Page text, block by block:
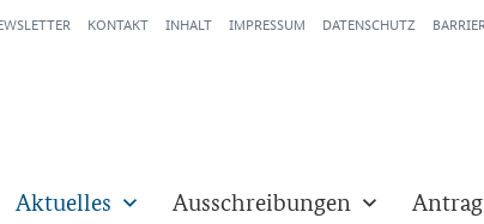
KONTAKT INHALT IMPRESSUM DATENSCHUTZ
Aktuelles Ausschreibungen